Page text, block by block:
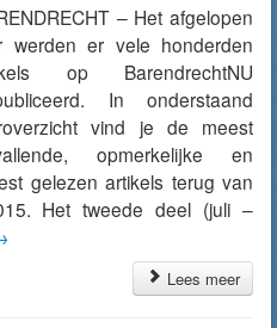
– Het afgelopen
werden er vele honderden
op BarendrechtNU
In onderstaand
vind je de meest
opmerkelijke en
gelezen artikels terug van
Het tweede deel (juli –
Lees meer